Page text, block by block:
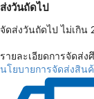
ส่งวันถัดไป
จัดส่งวันถัดไป ไม่เกิน
รายละเอียดการจัดส่ง
นโยบายการจัดส่งสิน